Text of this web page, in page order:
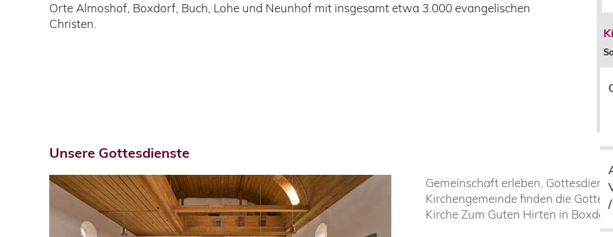
Orte Almoshof, Boxdorf, Buch, Lohe und Neunhof mit insgesamt etwa 3.000 evangelischen
Christen.
Unsere Gottesdienste
Gemeinschaft erleben,
Kirchengemeinde finden die
Kirche Zum Guten Hirten in